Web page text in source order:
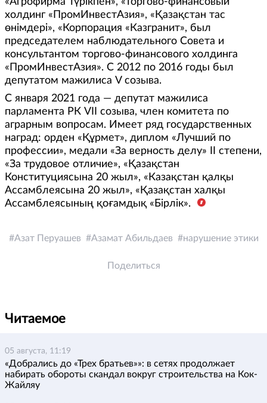
холдинг «ПромИнвестАзия», «Қазақстан тас
өнімдері», «Корпорация «Казгранит», был
председателем наблюдательного Совета и
консультантом торгово-финансового холдинга
«ПромИнвестАзия». С 2012 по 2016 годы был
депутатом мажилиса V созыва.
С января 2021 года — депутат мажилиса
парламента РК VII созыва, член комитета по
аграрным вопросам. Имеет ряд государственных
наград: орден «Құрмет», диплом «Лучший по
профессии», медали «За верность делу» II степени,
«За трудовое отличие», «Қазақстан
Конституциясына 20 жыл», «Казақстан қалқы
Ассамблеясына 20 жыл», «Қазақстан халқы
Ассамблеясының қоғамдық «Бірлік».
Азат Перуашев Азамат Абильдаев нарушение этики
Поделиться
Читаемое
05 августа, 11:19
«Добрались до «Трех братьев»»: в сетях продолжает
набирать обороты скандал вокруг строительства на Кок-
Жайляу